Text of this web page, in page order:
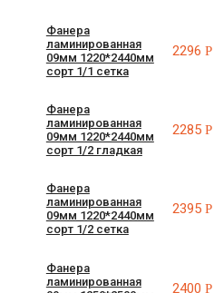
Фанера
ламинированная
09мм 1220*2440мм
сорт 1/1 сетка
2296Р
Фанера
ламинированная
09мм 1220*2440мм
сорт 1/2 гладкая
2285Р
Фанера
ламинированная
09мм 1220*2440мм
сорт 1/2 сетка
2395Р
Фанера
ламинированная
2400Р